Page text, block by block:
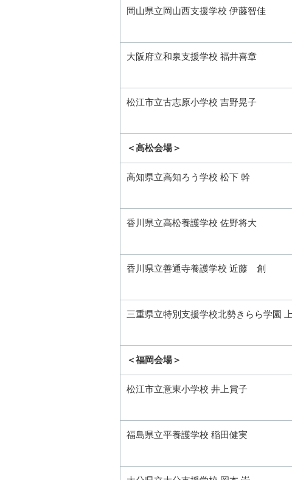
岡山県立岡山西支援学校 伊藤智佳
大阪府立和泉支援学校 福井喜章
松江市立古志原小学校 吉野晃子
＜高松会場＞
高知県立高知ろう学校 松下 幹
香川県立高松養護学校 佐野将大
香川県立善通寺養護学校 近藤 創
三重県立特別支援学校北勢きらら学園
＜福岡会場＞
松江市立意東小学校 井上賞子
福島県立平養護学校 稲田健実